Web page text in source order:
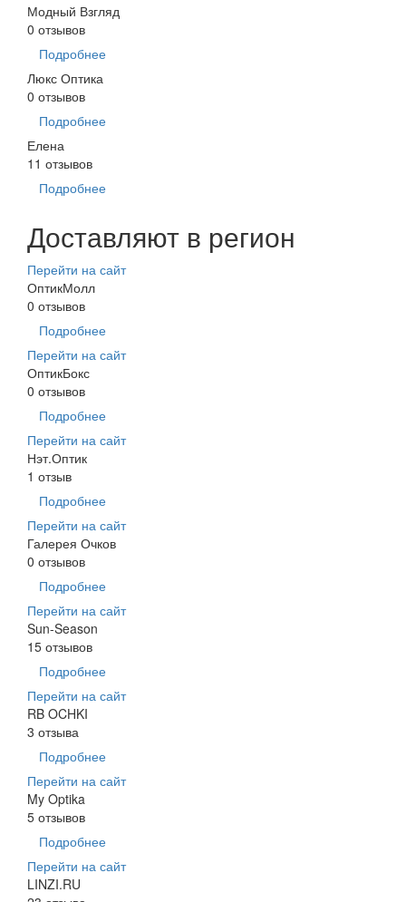
Модный Взгляд
0 отзывов
Подробнее
Люкс Оптика
0 отзывов
Подробнее
Елена
11 отзывов
Подробнее
Доставляют в регион
Перейти на сайт
ОптикМолл
0 отзывов
Подробнее
Перейти на сайт
ОптикБокс
0 отзывов
Подробнее
Перейти на сайт
Нэт.Оптик
1 отзыв
Подробнее
Перейти на сайт
Галерея Очков
0 отзывов
Подробнее
Перейти на сайт
Sun-Season
15 отзывов
Подробнее
Перейти на сайт
RB OCHKI
3 отзыва
Подробнее
Перейти на сайт
My Optika
5 отзывов
Подробнее
Перейти на сайт
LINZI.RU